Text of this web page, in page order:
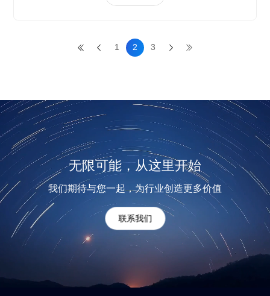
1 2 3
无限可能，从这里开始
我们期待与您一起，为行业创造更多价值
联系我们